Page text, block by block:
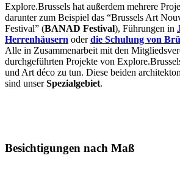
Explore.Brussels hat außerdem mehrere
darunter zum Beispiel das “Brussels Art
Festival” (BANAD Festival), Führungen in
Herrenhäusern oderdie Schulung von
Alle in Zusammenarbeit mit den
durchgeführten Projekte von
und Art déco zu tun. Diese beiden
sind unserSpezialgebiet.
Besichtigungen nach Maß